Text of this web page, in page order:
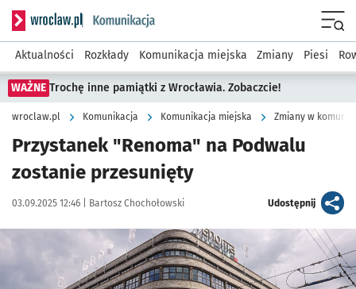
Serwis informacyjny wroclaw.pl podserwis: Komunikacja
Aktualności Rozkłady Komunikacja miejska Zmiany Piesi
WAŻNE Trochę inne pamiątki z Wrocławia. Zobaczcie!
wroclaw.pl Komunikacja Komunikacja miejska Zmiany w
Przystanek "Renoma" na Podwalu
zostanie przesunięty
Data publikacji:
03.09.2025 12:46 | Autor:
Bartosz Chochołowski Udostępnijartykuł
Kliknij, aby powiększyć